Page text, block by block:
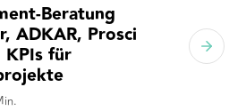
Beratung
ADKAR, Prosci
für